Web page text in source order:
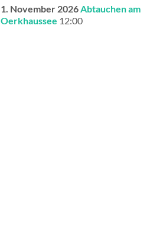
1. November 2026Abtauchen am
Oerkhaussee 12:00